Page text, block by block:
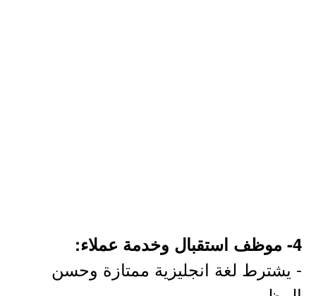
4- موظف استقبال وخدمة عملاء:
- يشترط لغة انجليزية ممتازة وحسن